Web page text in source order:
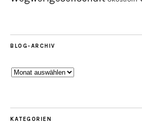
BLOG-ARCHIV
Blog-
KATEGORIEN